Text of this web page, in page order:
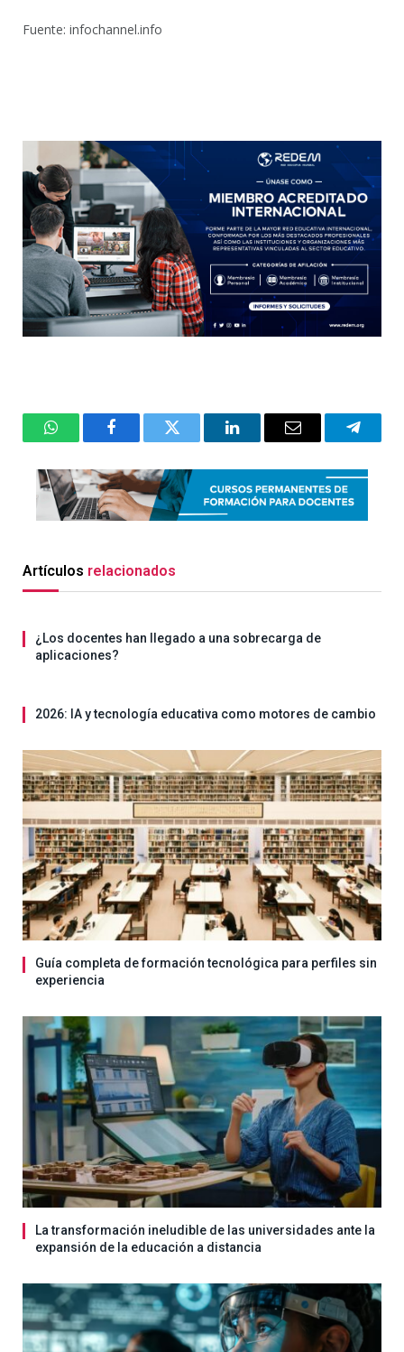
Fuente: infochannel.info
WhatsAppFacebookTwitter LinkedInEmail
Artículos relacionados
¿Los docentes han llegado a una sobrecarga de
aplicaciones?
2026: IA y tecnología educativa como motores de cambio
Guía completa de formación tecnológica para perfiles sin
experiencia
La transformación ineludible de las universidades ante la
expansión de la educación a distancia